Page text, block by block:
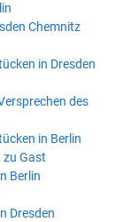
Chemnitz
in Dresden
des
in Berlin
zu Gast
Berlin
Dresden